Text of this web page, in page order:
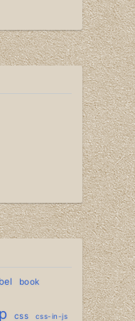
book
css css-in-js